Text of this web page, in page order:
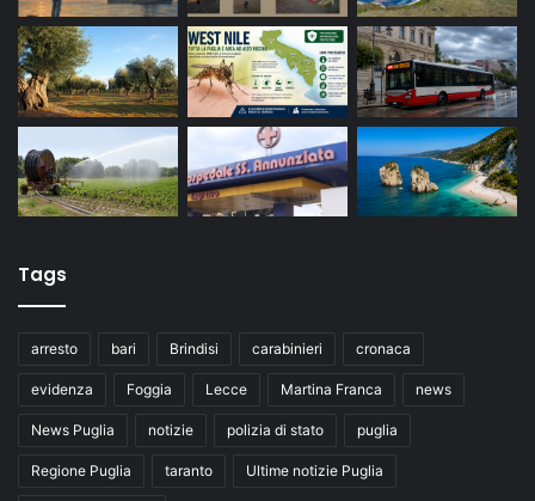
Tags
arresto bari Brindisi carabinieri cronaca
evidenza Foggia Lecce Martina Franca news
News Puglia notizie polizia di stato puglia
Regione Puglia taranto Ultime notizie Puglia